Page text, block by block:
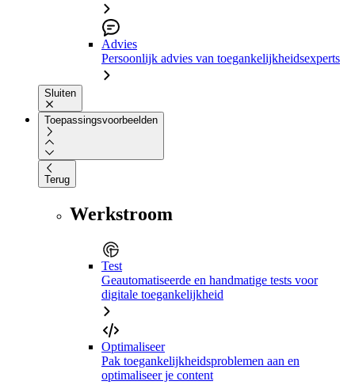
Advies
Persoonlijk advies van toegankelijkheidsexperts
Sluiten
Toepassingsvoorbeelden
Terug
Werkstroom
Test
Geautomatiseerde en handmatige tests voor
digitale toegankelijkheid
Optimaliseer
Pak toegankelijkheidsproblemen aan en
optimaliseer je content